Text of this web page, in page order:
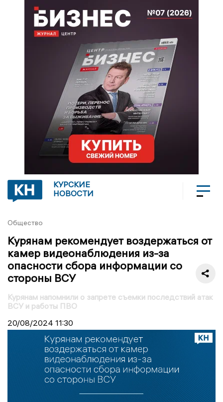
КУРСКИЕ
НОВОСТИ
Общество
Курянам рекомендует воздержаться от
камер видеонаблюдения из-за
опасности сбора информации со
стороны ВСУ
Курянам напомнили о запрете съемки последствий атак
ВСУ и работы ПВО
20/08/2024 11:30